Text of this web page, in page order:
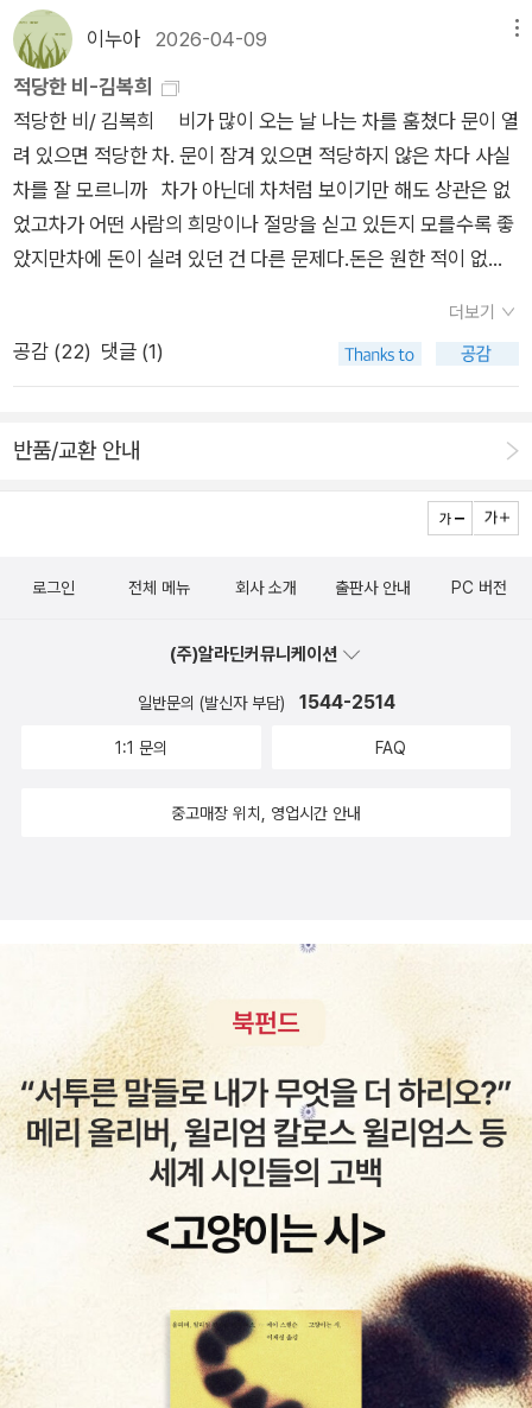
활보할 수 있지만 수많은 장애물과 충돌할 수밖에 없는 ‘몸’의 처
지를 읽게 된다. 몸을 얻음으로써 더 큰 자유를, 한계 없는 자유를
정신(“머리”)은 원하지만 그 일은 현실에서 불가능에 가깝다. 자
유로운 정신을 획득하고 나면 삶은 순순히 자유로워지는가. 머리
와 날개는, 구속당하는 몸 없이 움직일 수 있는가. 시인은 날카로
운 질문을 던지며 더 깊은 시 세계로 독자를 이끈다. ‘너’의 두 손
에 흘려주는 꽉 찬 꿈 인간과 비인간을 아우르는 순교적 사랑 비
밀은 별건 아니고, 네 가슴속에서 이런저런 일이 있었어…… 하고
사진을 찍은 다음 네 가슴속에 놓아두는 거야 그 위에 옷 더미와
휴지와 먼지가 또 쌓이겠지 그게 네 가슴이고 그게 내가 기꺼이
에서 일어나는 일」 부분 김복희의 시에는 영혼의 해방을 바라며
다. “살점을 베려면 피를 흘려야 하듯이” “세상을 이해해야”(「불
고” “나를 돕지 않을 신에게 기도”(「사람의 딸」)하는 화자가 있
다”는 서러운 깨달음은 “한 그루의 나무”에 영혼을 단단히 묶으
려는 의지로 귀결된다. 필연적으로 도래할 죽음, 그로 인한 육체
자아내는 삶을 “유유히 유영하기”(「묶기」) 위해 시인은 “나무를
스스로의 의지로 사람들이 쉴 “나무 그늘”(「서쪽에서 온 나무」)
시」에서 “나무가 죽어도” “인간이 다 썩어도” 죽지 않는 한 알
의 “사과”는 “태양의 작은 자식 같”다. 제단 위에 놓인 “사과는
요구한다”. “손가락” “목소리” “외로움”, ‘진짜 인간’이 줄 수 없
는 것을. 이렇듯 선명한 이미지를 통해, 우상에게 바쳐진 제물로
서의 목소리는 진짜가 아닌 가짜라는 것 그리하여 우상의 명령은
그 자체로 허상이라는 것을 시인은 꼬집고 있다. 데뷔 이후 시인
살짝 비틀어 읽는 것이 시집을 읽는 작은 힌트가 되어줄지도 모른
다. “이 동산에 있는 나무 열매는 무엇이든지” 따 먹어도 좋지만
선악과를 먹으면 “너는 반드시 죽는다”는 야훼의 경고. 아담이
이를 어기자 “혼자 있는 것이 좋지 않으니, 그의 일을 거들 짝을
만들어주”겠다 말한 야훼의 뜻. “진흙으로 빚어 만”든 “들짐승과
「Untitled(Human Mask)」(2014). 가면을 쓴 원숭이들이 진화
한 세상은 비극이다. 아니, 창에 비친 자신을 바라보는 시인의 시
선이 애처롭다. 천국과 지옥과 천사와 악마에 대한 이야기를 풀어
놓다가 문득, ‘여자와 소녀와 아기와 원숭이’를 확인하는 찰나. 인
생의 기쁨과 슬픔에 대해 조금도 이해하지 못하거나 스스로 옭아
맨 몇몇 프레임으로 사람과 세상을 바라보더라도 시작과 끝은 크
게 달라 보이지 않는다. 그러나, 눈에 보이는 게 전부가 아니라는
사실을 깨닫기 전에 자신을 속여 감옥에 갇히고 또 누군가는 풀려
간이 아니라 내 안에 숨어 있는 원숭이와 박쥐를 다시 만나는 순
간, 그때가 오지 않아도 어쩔 수 없는 일이 아닌가. 이제 시집을
펼칠 만큼은 여유가 생긴 거라는 위로 정도면 충분하다. 박쥐들은
위는 것들은 무엇인지? 죽은 나무를 흔드는 바람 소리에 없는 마
음과 마음에 없는 소리가 표정이 없는 대답과 대답을 잊은 표정이
절망과 물정을 아는 희망이 죽은 것처럼 보이는 나무에 걸어놓은
가 다시 살아났다고 생각 안 해요 박쥐들은 여기 살아요 이 몸속
처럼 내장처럼 딱딱하거나 물컹할걸요 비명이 나올걸요 사람 귀
에는 안 들릴 거지만서도…… 죽은 것처럼 보여도 이 몸은 절대로
병원에 보내지 마세요 박쥐들을 위험하게 만들고 싶지 않거든요
이누아 2026-04-09
적당한 비-김복희
적당한 비/ 김복희 비가 많이 오는 날 나는 차를 훔쳤다 문이 열
려 있으면 적당한 차. 문이 잠겨 있으면 적당하지 않은 차다 사실
차를 잘 모르니까 차가 아닌데 차처럼 보이기만 해도 상관은 없
었고차가 어떤 사람의 희망이나 절망을 싣고 있든지 모를수록 좋
았지만차에 돈이 실려 있던 건 다른 문제다.돈은 원한 적이 없다.
이 있다.오는 날 입었던 옷과 비 오는 날 지나갔던 길이 있고 오
는 날 찍혔던 감시 카메라도 있을 것이다.돈 때문에 다 망칠지도
차를 훔쳐 가도록 문을 적당히 열어두어야 할 것 같다. 어쩌면
시체가 아닐지도 모른다. 눈의 착각일지도 모른다. 정말로 돈이라
등록되지 않은 시체를 등록하라는 내용의 고지서를 들고 왔다. 요
는데 여기서는 개인정보 보호법상 이게 불법이에요 어려우시면
경찰서 나오셔서 같이 하세요. 내가 원했던 건 이런 게 아니었
다. 하지만 나는 비 오는 날 시체를 업고 도로에 나섰다. 차를 끌
죽음은 시체를 남기고, 남은 자들은 그것을 처리해야 한다. 물리
적으로, 행정적으로. 적당하게 처리했다고 믿을 수는 있지만 죽은
이들은 적당히 사라지지 않는다. 여기 함께 있다. 우리는 그들을
숨기기도 하고, 업기도 한다. 혼자 있는 사람은 없다.
더보기
공감 (22) 댓글 (1)
반품/교환 안내
로그인 전체 메뉴 회사 소개 출판사 안내 PC 버전
(주)알라딘커뮤니케이션
일반문의 (발신자 부담) 1544-2514
1:1 문의 FAQ
중고매장 위치, 영업시간 안내